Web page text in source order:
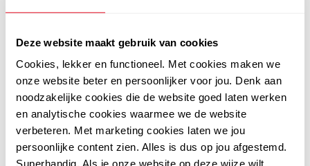
Deze website maakt gebruik van cookies
Cookies, lekker en functioneel. Met cookies maken we
onze website beter en persoonlijker voor jou. Denk aan
noodzakelijke cookies die de website goed laten werken
en analytische cookies waarmee we de website
verbeteren. Met marketing cookies laten we jou
persoonlijke content zien. Alles is dus op jou afgestemd.
Superhandig. Als je onze website op deze wijze wilt